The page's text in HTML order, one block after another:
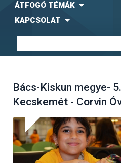
ÁTFOGÓ TÉMÁK
KAPCSOLAT
Bács-Kiskun megye-
Kecskemét - Corvin